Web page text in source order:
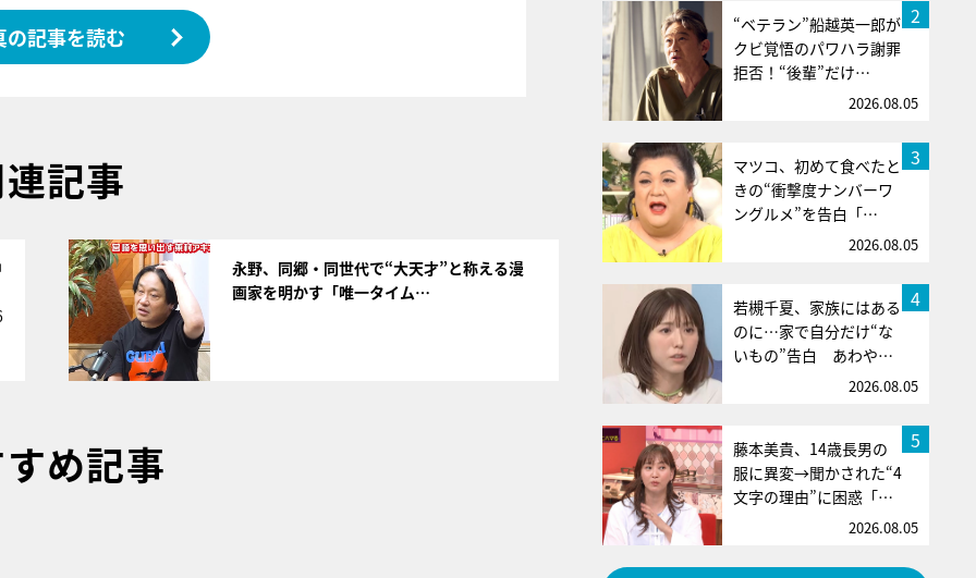
の記事を読む
記事
永野、同郷・同世代で“大天才”と称える漫
画家を明かす「唯一タイム…
め記事
2
“ベテラン”船越英一郎が
クビ覚悟のパワハラ謝罪
拒否！“後輩”だけ…
2026.08.05
3
マツコ、初めて食べたと
きの“衝撃度ナンバーワ
ングルメ”を告白「…
2026.08.05
4
若槻千夏、家族にはある
のに…家で自分だけ“な
いもの”告白 あわや…
2026.08.05
5
藤本美貴、14歳長男の
服に異変→聞かされた“4
文字の理由”に困惑「…
2026.08.05